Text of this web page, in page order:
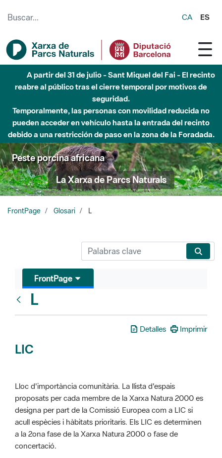
CA ES
A partir del 31 de julio - Sant Miquel del Fai - El recinto
reabre al público tras el cierre temporal por motivos de
seguridad.
Temporalmente, las personas con movilidad reducida no
pueden acceder en vehículo hasta la entrada del recinto
debido a una restricción de paso en la zona de la Foradada.
Peste porcina africana
La Xarxa de Parcs Naturals
FrontPage Glosari L
FrontPage
L
Detalles Imprimir
LIC
Lloc d'importància comunitària. La llista d'espais
proposats per cada membre de la Xarxa Natura 2000 es
designa per part de la Comissió Europea com a LIC si
acull espècies i hàbitats prioritaris. Els LIC es determinen
a la 2ona fase de la Xarxa Natura 2000 o fase de
concertació.